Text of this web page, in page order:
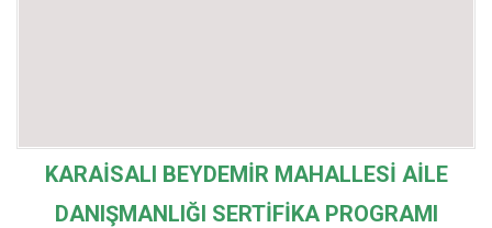
KARAİSALI BEYDEMİR MAHALLESİ AİLE
DANIŞMANLIĞI SERTİFİKA PROGRAMI